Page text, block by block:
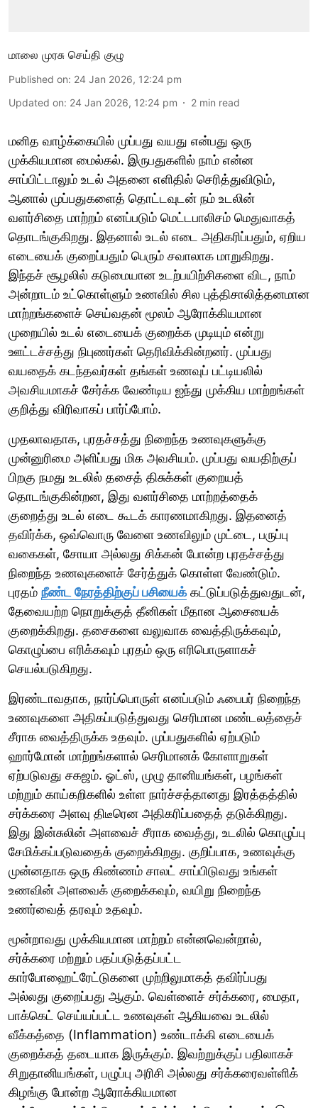
மாலை முரசு செய்தி குழு
Published on: 24 Jan 2026, 12:24 pm
Updated on: 24 Jan 2026, 12:24 pm 2 min read
மனித வாழ்க்கையில் முப்பது வயது என்பது ஒரு
முக்கியமான மைல்கல். இருபதுகளில் நாம் என்ன
சாப்பிட்டாலும் உடல் அதனை எளிதில் செரித்துவிடும்,
ஆனால் முப்பதுகளைத் தொட்டவுடன் நம் உடலின்
வளர்சிதை மாற்றம் எனப்படும் மெட்டபாலிசம் மெதுவாகத்
தொடங்குகிறது. இதனால் உடல் எடை அதிகரிப்பதும், ஏறிய
எடையைக் குறைப்பதும் பெரும் சவாலாக மாறுகிறது.
இந்தச் சூழலில் கடுமையான உடற்பயிற்சிகளை விட, நாம்
அன்றாடம் உட்கொள்ளும் உணவில் சில புத்திசாலித்தனமான
மாற்றங்களைச் செய்வதன் மூலம் ஆரோக்கியமான
முறையில் உடல் எடையைக் குறைக்க முடியும் என்று
ஊட்டச்சத்து நிபுணர்கள் தெரிவிக்கின்றனர். முப்பது
வயதைக் கடந்தவர்கள் தங்கள் உணவுப் பட்டியலில்
அவசியமாகச் சேர்க்க வேண்டிய ஐந்து முக்கிய மாற்றங்கள்
குறித்து விரிவாகப் பார்ப்போம்.
முதலாவதாக, புரதச்சத்து நிறைந்த உணவுகளுக்கு
முன்னுரிமை அளிப்பது மிக அவசியம். முப்பது வயதிற்குப்
பிறகு நமது உடலில் தசைத் திசுக்கள் குறையத்
தொடங்குகின்றன, இது வளர்சிதை மாற்றத்தைக்
குறைத்து உடல் எடை கூடக் காரணமாகிறது. இதனைத்
தவிர்க்க, ஒவ்வொரு வேளை உணவிலும் முட்டை, பருப்பு
வகைகள், சோயா அல்லது சிக்கன் போன்ற புரதச்சத்து
நிறைந்த உணவுகளைச் சேர்த்துக் கொள்ள வேண்டும்.
புரதம் நீண்ட நேரத்திற்குப் பசியைக்கட்டுப்படுத்துவதுடன்,
தேவையற்ற நொறுக்குத் தீனிகள் மீதான ஆசையைக்
குறைக்கிறது. தசைகளை வலுவாக வைத்திருக்கவும்,
கொழுப்பை எரிக்கவும் புரதம் ஒரு எரிபொருளாகச்
செயல்படுகிறது.
இரண்டாவதாக, நார்ப்பொருள் எனப்படும் ஃபைபர் நிறைந்த
உணவுகளை அதிகப்படுத்துவது செரிமான மண்டலத்தைச்
சீராக வைத்திருக்க உதவும். முப்பதுகளில் ஏற்படும்
ஹார்மோன் மாற்றங்களால் செரிமானக் கோளாறுகள்
ஏற்படுவது சகஜம். ஓட்ஸ், முழு தானியங்கள், பழங்கள்
மற்றும் காய்கறிகளில் உள்ள நார்ச்சத்தானது இரத்தத்தில்
சர்க்கரை அளவு திடீரென அதிகரிப்பதைத் தடுக்கிறது.
இது இன்சுலின் அளவைச் சீராக வைத்து, உடலில் கொழுப்பு
சேமிக்கப்படுவதைக் குறைக்கிறது. குறிப்பாக, உணவுக்கு
முன்னதாக ஒரு கிண்ணம் சாலட் சாப்பிடுவது உங்கள்
உணவின் அளவைக் குறைக்கவும், வயிறு நிறைந்த
உணர்வைத் தரவும் உதவும்.
மூன்றாவது முக்கியமான மாற்றம் என்னவென்றால்,
சர்க்கரை மற்றும் பதப்படுத்தப்பட்ட
கார்போஹைட்ரேட்டுகளை முற்றிலுமாகத் தவிர்ப்பது
அல்லது குறைப்பது ஆகும். வெள்ளைச் சர்க்கரை, மைதா,
பாக்கெட் செய்யப்பட்ட உணவுகள் ஆகியவை உடலில்
வீக்கத்தை (Inflammation) உண்டாக்கி எடையைக்
குறைக்கத் தடையாக இருக்கும். இவற்றுக்குப் பதிலாகச்
சிறுதானியங்கள், பழுப்பு அரிசி அல்லது சர்க்கரைவள்ளிக்
கிழங்கு போன்ற ஆரோக்கியமான